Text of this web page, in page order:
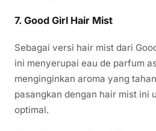
7. Good Girl Hair Mist
Sebagai versi hair mist dari
ini menyerupai eau de parfum
menginginkan aroma yang
pasangkan dengan hair mist ini
optimal.